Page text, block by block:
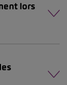
lors